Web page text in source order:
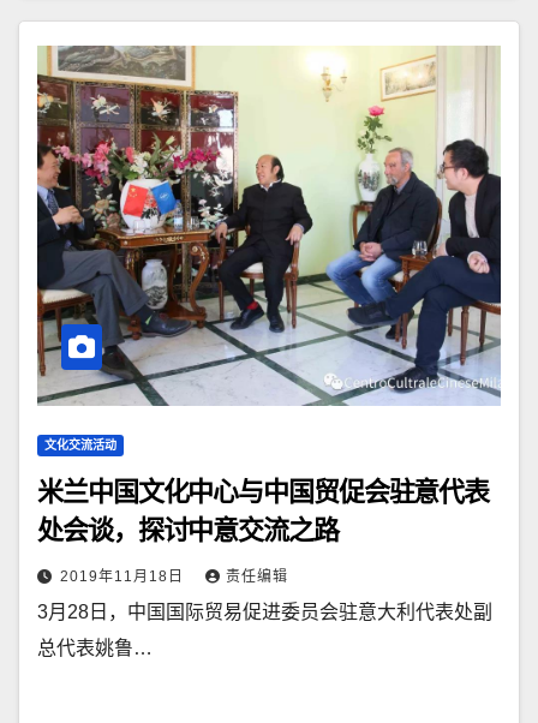
文化交流活动
米兰中国文化中心与中国贸促会驻意代表
处会谈，探讨中意交流之路
2019年11月18日 责任编辑
3月28日，中国国际贸易促进委员会驻意大利代表处副
总代表姚鲁…